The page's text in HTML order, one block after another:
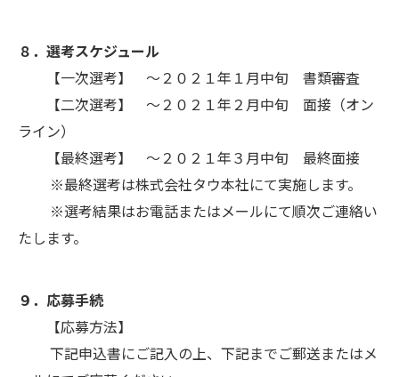
８．選考スケジュール
【一次選考】 ～２０２１年１月中旬 書類審査
【二次選考】 ～２０２１年２月中旬 面接（オン
ライン）
【最終選考】 ～２０２１年３月中旬 最終面接
※最終選考は株式会社タウ本社にて実施します。
※選考結果はお電話またはメールにて順次ご連絡い
たします。
９．応募手続
【応募方法】
下記申込書にご記入の上、下記までご郵送またはメ